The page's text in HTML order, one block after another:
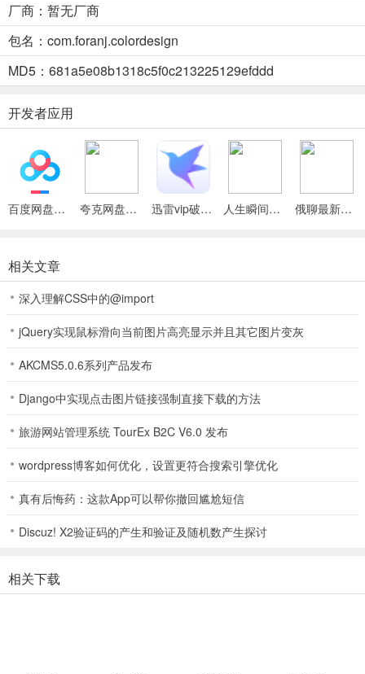
4. 玩法多样：可解锁新挑战，随心所欲玩耍，还有不同景观世界和艺
术画廊等多样玩法，带来丰富体验。
家居设计和数字填色2026最新版本怎么样
1、可自由发挥想象力打造理想之家。
2、提供丰富装饰道具，操作简单易上手。
3、无论新手还是达人，都能找到乐趣。
家居设计和数字填色的区别
家居设计和数字填色有明显区别哦。家居设计能让你像真正的室内设
具，操作简单，无论新手还是达人都能享受设计乐趣，创造独特居住
界，创作属于自己的风格。数字填色则是通过给特定图案填色来完成
创作。它能让你体验到色彩搭配的乐趣，专注于色彩的选择与填充，
配；而数字填色更侧重于色彩的运用。这两种方式都能满足你不同的
家居设计；要是喜欢专注色彩填涂，数字填色更适合你。快来试试，
找到属于你的创作方式吧。
家居设计和数字填色哪个好
设计师一样，自由发挥想象力打造理想家园。这里有丰富装饰道具，
操作简单，无论新手还是达人都能享受设计乐趣，创造独特居住空
厂商：暂无厂商
包名：com.foranj.colordesign
MD5：681a5e08b1318c5f0c213225129efddd
开发者应用
百度网盘绿色免安装Pc电脑版 夸克网盘官方正式版 迅雷vip破解版永久会员2024版 人生瞬间最新手机版 俄聊最新手机版
相关文章
深入理解CSS中的@import
jQuery实现鼠标滑向当前图片高亮显示并且其它图片变灰
AKCMS5.0.6系列产品发布
Django中实现点击图片链接强制直接下载的方法
旅游网站管理系统 TourEx B2C V6.0 发布
wordpress博客如何优化，设置更符合搜索引擎优化
真有后悔药：这款App可以帮你撤回尴尬短信
Discuz! X2验证码的产生和验证及随机数产生探讨
相关下载